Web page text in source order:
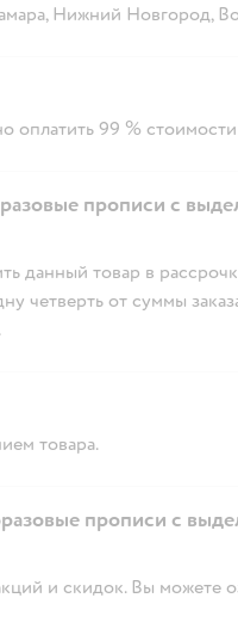
Нижний Новгород,
оплатить 99 %
прописи c
данный товар в
четверть от суммы
товара.
прописи c
и скидок. Вы можете